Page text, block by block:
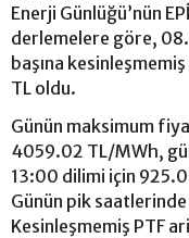
Enerji Günlüğü’nün
derlemelere göre,
başına
TL oldu.
Günün maksimum
4059.02 TL/MWh,
13:00 dilimi için
Günün pik
Kesinleşmemiş PTF